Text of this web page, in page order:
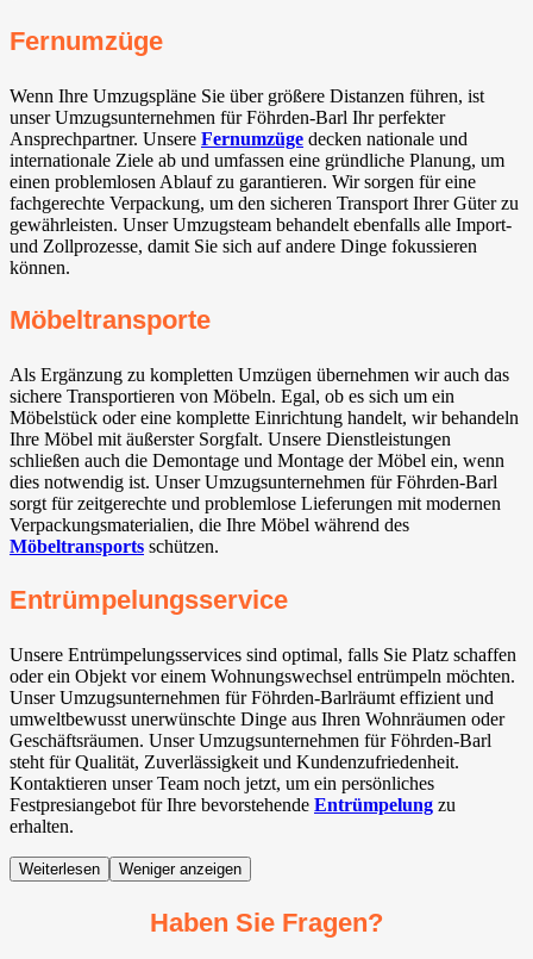
Fernumzüge
Wenn Ihre Umzugspläne Sie über größere Distanzen führen, ist
unser Umzugsunternehmen für Föhrden-Barl Ihr perfekter
Ansprechpartner. Unsere Fernumzüge decken nationale und
internationale Ziele ab und umfassen eine gründliche Planung, um
einen problemlosen Ablauf zu garantieren. Wir sorgen für eine
fachgerechte Verpackung, um den sicheren Transport Ihrer Güter zu
gewährleisten. Unser Umzugsteam behandelt ebenfalls alle Import-
und Zollprozesse, damit Sie sich auf andere Dinge fokussieren
können.
Möbeltransporte
Als Ergänzung zu kompletten Umzügen übernehmen wir auch das
sichere Transportieren von Möbeln. Egal, ob es sich um ein
Möbelstück oder eine komplette Einrichtung handelt, wir behandeln
Ihre Möbel mit äußerster Sorgfalt. Unsere Dienstleistungen
schließen auch die Demontage und Montage der Möbel ein, wenn
dies notwendig ist. Unser Umzugsunternehmen für Föhrden-Barl
sorgt für zeitgerechte und problemlose Lieferungen mit modernen
Verpackungsmaterialien, die Ihre Möbel während des
Möbeltransports schützen.
Entrümpelungsservice
Unsere Entrümpelungsservices sind optimal, falls Sie Platz schaffen
oder ein Objekt vor einem Wohnungswechsel entrümpeln möchten.
Unser Umzugsunternehmen für Föhrden-Barlräumt effizient und
umweltbewusst unerwünschte Dinge aus Ihren Wohnräumen oder
Geschäftsräumen. Unser Umzugsunternehmen für Föhrden-Barl
steht für Qualität, Zuverlässigkeit und Kundenzufriedenheit.
Kontaktieren unser Team noch jetzt, um ein persönliches
Festpresiangebot für Ihre bevorstehende Entrümpelung zu
erhalten.
Weiterlesen Weniger anzeigen
Haben Sie Fragen?